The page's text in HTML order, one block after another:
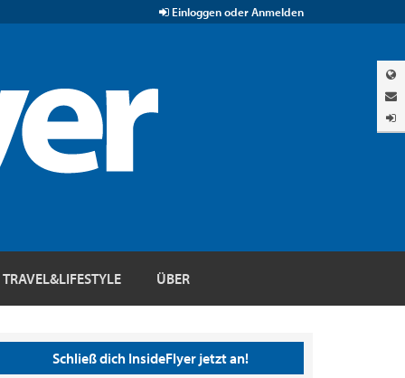
Einloggen oder Anmelden
TRAVEL&LIFESTYLE ÜBER
Schließ dich InsideFlyer jetzt an!